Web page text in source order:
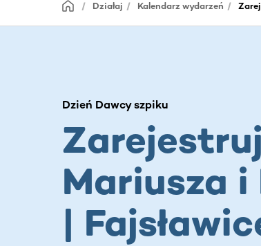
Działaj Kalendarz wydarzeń
Dzień Dawcy szpiku
Mariusza i
|